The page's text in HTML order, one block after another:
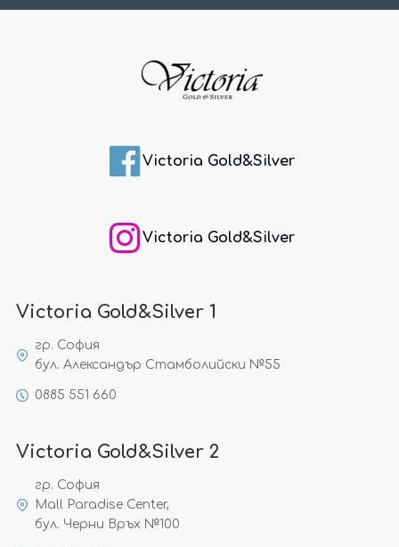
Victoria Gold&Silver
Victoria Gold&Silver
Victoria Gold&Silver 1
гр. София
бул. Александър Стамболийски №55
0885 551 660
Victoria Gold&Silver 2
гр. София
Mall Paradise Center,
бул. Черни Връх №100